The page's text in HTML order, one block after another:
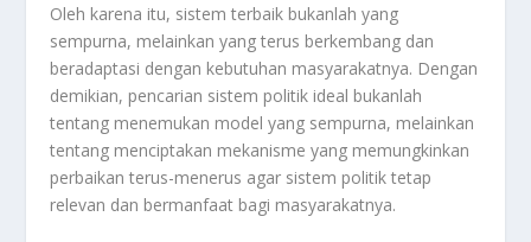
Oleh karena itu, sistem terbaik bukanlah yang
sempurna, melainkan yang terus berkembang dan
beradaptasi dengan kebutuhan masyarakatnya. Dengan
demikian, pencarian sistem politik ideal bukanlah
tentang menemukan model yang sempurna, melainkan
tentang menciptakan mekanisme yang memungkinkan
perbaikan terus-menerus agar sistem politik tetap
relevan dan bermanfaat bagi masyarakatnya.